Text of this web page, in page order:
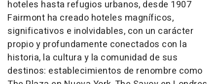
hoteles hasta refugios urbanos, desde 1907
Fairmont ha creado hoteles magníficos,
significativos e inolvidables, con un carácter
propio y profundamente conectados con la
historia, la cultura y la comunidad de sus
destinos: establecimientos de renombre como